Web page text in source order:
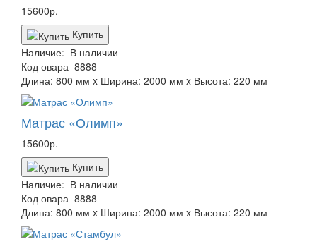
15600р.
Купить
Наличие: В наличии
Код овара 8888
Длина: 800 мм x Ширина: 2000 мм x Высота: 220 мм
Матрас «Олимп»
15600р.
Купить
Наличие: В наличии
Код овара 8888
Длина: 800 мм x Ширина: 2000 мм x Высота: 220 мм